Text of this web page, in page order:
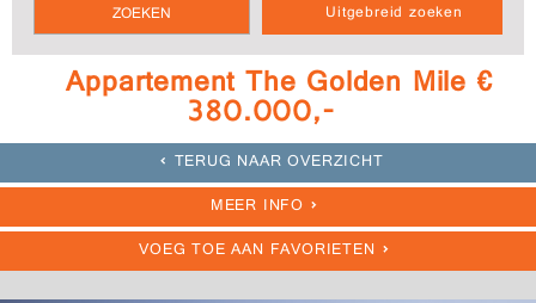
Uitgebreid zoeken
Appartement The Golden Mile €
380.000,-
TERUG NAAR OVERZICHT
MEER INFO
VOEG TOE AAN FAVORIETEN